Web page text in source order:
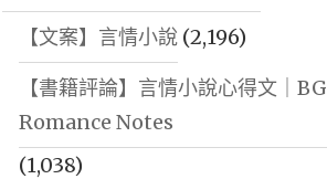
【文案】言情小說(2,196)
【書籍評論】言情小說心得文｜BG
Romance Notes
(1,038)